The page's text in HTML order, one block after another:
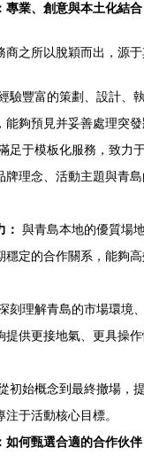
專業、創意與本土化結合
商之所以脫穎而出，源于
驗豐富的策劃、設計、
夠預見并妥善處理突發
足于模板化服務，致力
牌理念、活動主題與青
與青島本地的優質場
穩定的合作關系，能夠
刻理解青島的市場環境
提供更接地氣、更具操
初始概念到最終撤場，
于活動核心目標。
如何甄選合適的合作伙伴